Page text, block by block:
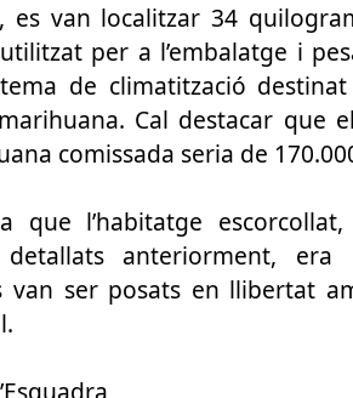
es van localitzar 34
per a l’embalatge i
de climatització
Cal destacar que
comissada seria de
que l’habitatge
anteriorment, era
van ser posats en llibertat